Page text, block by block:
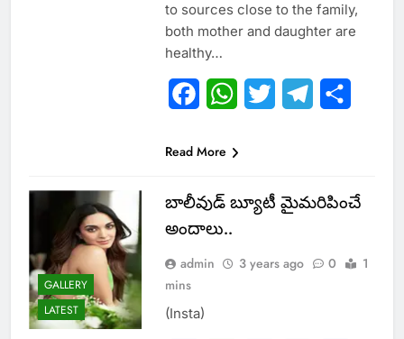
to sources close to the family,
both mother and daughter are
healthy…
FacebookWhatsApp
Twitter Telegram
Read More
GALLERY
LATEST
బాలీవుడ్ బ్యూటీ మైమరిపించే
అందాలు..
admin 3 years ago 0
1
mins
(Insta)